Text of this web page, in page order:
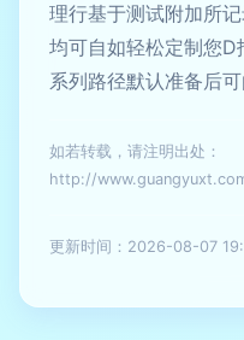
理行基于测试附加所
均可自如轻松定制您D
系列路径默认准备后
如若转载，请注明出处：
http://
更新时间：2026-08-07